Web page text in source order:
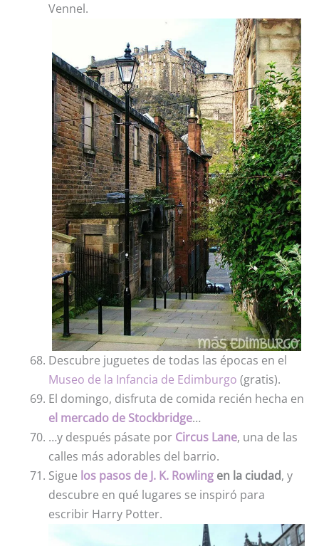
Vennel.
Descubre juguetes de todas las épocas en el
Museo de la Infancia de Edimburgo (gratis).
El domingo, disfruta de comida recién hecha en
el mercado de Stockbridge…
…y después pásate por Circus Lane, una de las
calles más adorables del barrio.
Sigue los pasos de J. K. Rowling en la ciudad, y
descubre en qué lugares se inspiró para
escribir Harry Potter.